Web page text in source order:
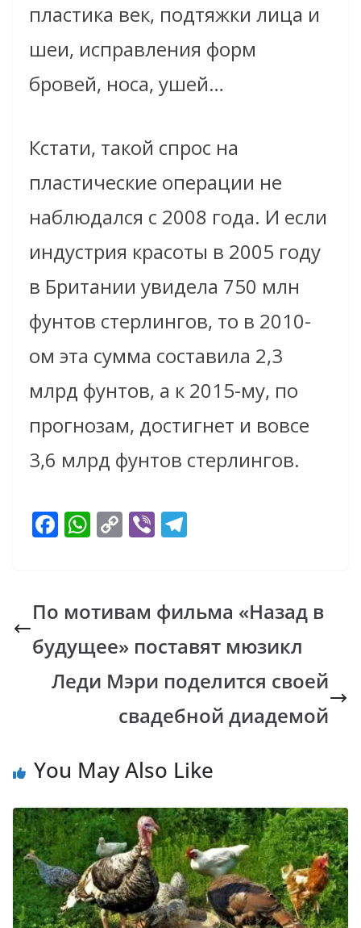
пластика век, подтяжки лица и
шеи, исправления форм
бровей, носа, ушей…
Кстати, такой спрос на
пластические операции не
наблюдался с 2008 года. И если
индустрия красоты в 2005 году
в Британии увидела 750 млн
фунтов стерлингов, то в 2010-
ом эта сумма составила 2,3
млрд фунтов, а к 2015-му, по
прогнозам, достигнет и вовсе
3,6 млрд фунтов стерлингов.
F
b
o
o
k
W
s
A
p
p
C
y
Li
n
k
Vi
gr
a
m
По мотивам фильма «Назад в
будущее» поставят мюзикл
Леди Мэри поделится своей
свадебной диадемой
You May Also Like